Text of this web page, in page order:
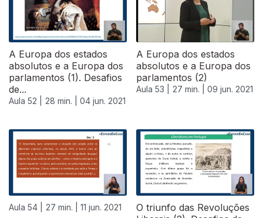
A Europa dos estados
absolutos e a Europa dos
parlamentos (1). Desafios
de...
Aula 52 | 28 min. | 04 jun. 2021
A Europa dos estados
absolutos e a Europa dos
parlamentos (2)
Aula 53 | 27 min. | 09 jun. 2021
Aula 54 | 27 min. | 11 jun. 2021
O triunfo das Revoluções